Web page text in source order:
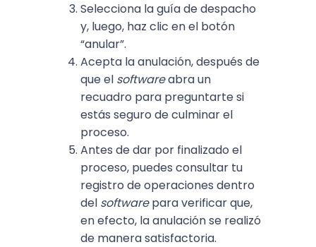
Selecciona la guía de despacho
y, luego, haz clic en el botón
“anular”.
Acepta la anulación, después de
que el softwareabra un
recuadro para preguntarte si
estás seguro de culminar el
proceso.
Antes de dar por finalizado el
proceso, puedes consultar tu
registro de operaciones dentro
del softwarepara verificar que,
en efecto, la anulación se realizó
de manera satisfactoria.